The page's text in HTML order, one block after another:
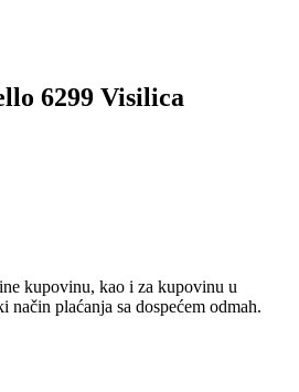
6299 Visilica
kupovinu, kao i za kupovinu u
način plaćanja sa dospećem odmah.